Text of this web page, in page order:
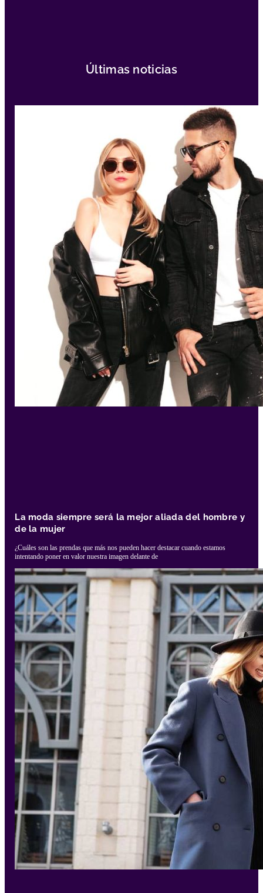
Últimas noticias
La moda siempre será la mejor aliada del hombre y
de la mujer
¿Cuáles son las prendas que más nos pueden hacer destacar cuando estamos
intentando poner en valor nuestra imagen delante de